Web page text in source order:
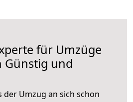
für Umzüge
Günstig und
der Umzug an sich schon